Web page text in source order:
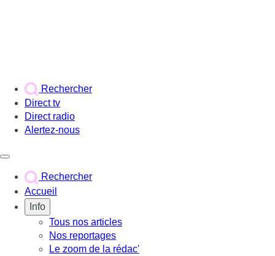
Rechercher
Direct tv
Direct radio
Alertez-nous
Rechercher
Accueil
Info
Tous nos articles
Nos reportages
Le zoom de la rédac'